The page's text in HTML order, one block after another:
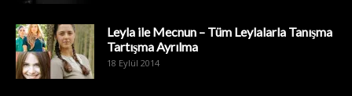
Leyla ile Mecnun – Tüm Leylalarla Tanışma
Tartışma Ayrılma
18 Eylül 2014